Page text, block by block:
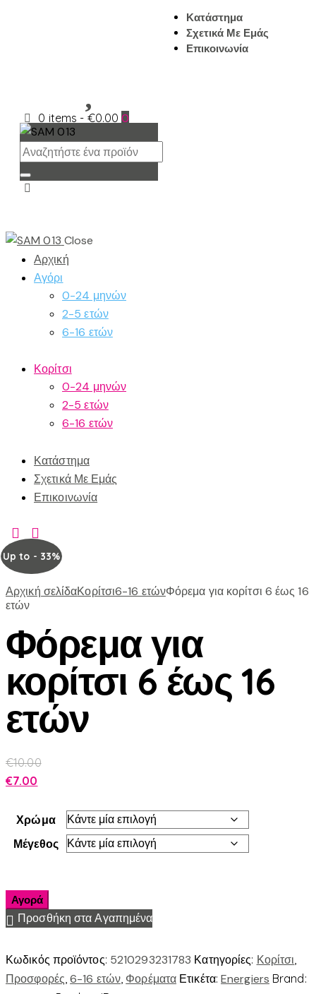
Κατάστημα
Σχετικά Με Εμάς
Επικοινωνία
0 items - €0.00 0
Close
Αρχική
Αγόρι
0-24 μηνών
2-5 ετών
6-16 ετών
Κορίτσι
0-24 μηνών
2-5 ετών
6-16 ετών
Κατάστημα
Σχετικά Με Εμάς
Επικοινωνία
Αρχική σελίδαΚορίτσι6-16 ετώνΦόρεμα για κορίτσι 6 έως 16
ετών
Up to - 33%
Φόρεμα για
κορίτσι 6 έως 16
ετών
€10.00
€7.00
Χρώμα
Μέγεθος
Αγορά
Προσθήκη στα Αγαπημένα
Κωδικός προϊόντος: 5210293231783 Κατηγορίες: Κορίτσι,
Προσφορές,6-16 ετών, Φορέματα Ετικέτα:Energiers Brand: